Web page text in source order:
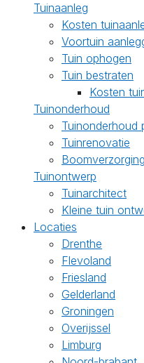
Tuinaanleg
Kosten
Voortuin
Tuin ophogen
Tuin bestraten
Kosten
Tuinonderhoud
Tuinonderhoud
Tuinrenovatie
Boomverzorging
Tuinontwerp
Tuinarchitect
Kleine tuin
Locaties
Drenthe
Flevoland
Friesland
Gelderland
Groningen
Overijssel
Limburg